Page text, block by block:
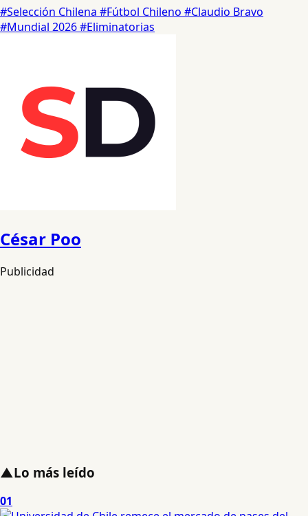
#Selección Chilena #Fútbol Chileno #Claudio Bravo
#Mundial 2026#Eliminatorias
César Poo
Publicidad
▲Lo más leído
01